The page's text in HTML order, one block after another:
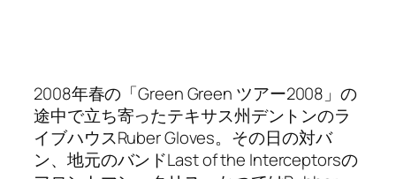
2008年春の「Green Green ツアー2008」の
途中で立ち寄ったテキサス州デントンのラ
イブハウスRuber Gloves。その日の対バ
ン、地元のバンドLast of the Interceptorsの